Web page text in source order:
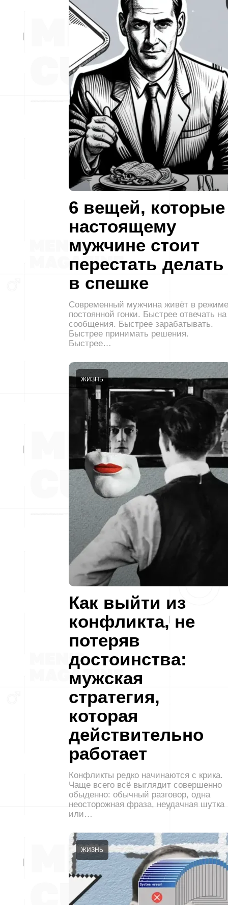
6 вещей, которые
настоящему
мужчине стоит
перестать делать
в спешке
Современный мужчина живёт в режиме
постоянной гонки. Быстрее отвечать на
сообщения. Быстрее зарабатывать.
Быстрее принимать решения.
Быстрее…
Как выйти из
конфликта, не
потеряв
достоинства:
мужская
стратегия,
которая
действительно
работает
ЖИЗНЬ
Конфликты редко начинаются с крика.
Чаще всего всё выглядит совершенно
обыденно: обычный разговор, одна
неосторожная фраза, неудачная шутка
или…
ЖИЗНЬ